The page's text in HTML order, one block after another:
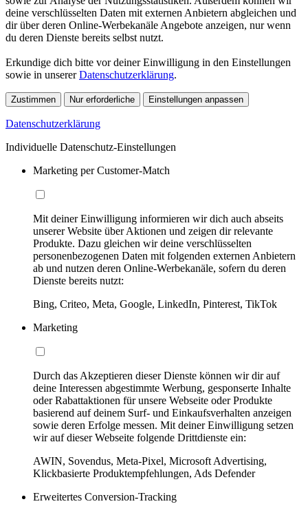
deine verschlüsselten Daten mit externen Anbietern abgleichen und
dir über deren Online-Werbekanäle Angebote anzeigen, nur wenn
du deren Dienste bereits selbst nutzt.
Erkundige dich bitte vor deiner Einwilligung in den Einstellungen
sowie in unsererDatenschutzerklärung.
Zustimmen Nur erforderliche Einstellungen anpassen
Datenschutzerklärung
Individuelle Datenschutz-Einstellungen
Marketing per Customer-Match
Mit deiner Einwilligung informieren wir dich auch abseits
unserer Website über Aktionen und zeigen dir relevante
Produkte. Dazu gleichen wir deine verschlüsselten
personenbezogenen Daten mit folgenden externen Anbietern
ab und nutzen deren Online-Werbekanäle, sofern du deren
Dienste bereits nutzt:
Bing, Criteo, Meta, Google, LinkedIn, Pinterest, TikTok
Marketing
Durch das Akzeptieren dieser Dienste können wir dir auf
deine Interessen abgestimmte Werbung, gesponserte Inhalte
oder Rabattaktionen für unsere Webseite oder Produkte
basierend auf deinem Surf- und Einkaufsverhalten anzeigen
sowie deren Erfolge messen. Mit deiner Einwilligung setzen
wir auf dieser Webseite folgende Drittdienste ein:
AWIN, Sovendus, Meta-Pixel, Microsoft Advertising,
Klickbasierte Produktempfehlungen, Ads Defender
Erweitertes Conversion-Tracking